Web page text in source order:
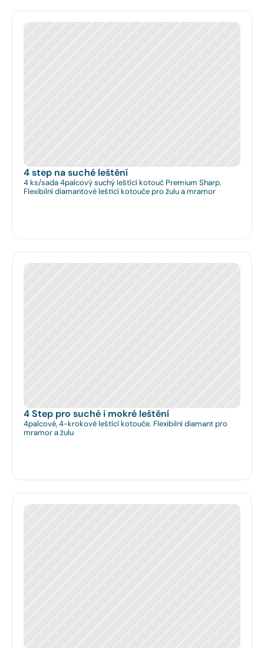
4 step na suché leštění
4 ks/sada 4palcový suchý leštící kotouč Premium Sharp.
Flexibilní diamantové leštící kotouče pro žulu a mramor
4 Step pro suché i mokré leštění
4palcové, 4-krokové leštící kotouče. Flexibilní diamant pro
mramor a žulu